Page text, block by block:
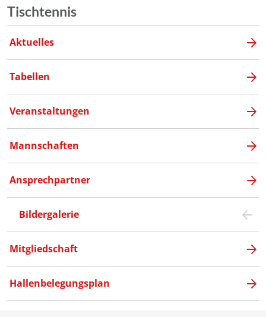
Tischtennis
Aktuelles
Tabellen
Veranstaltungen
Mannschaften
Ansprechpartner
Bildergalerie
Mitgliedschaft
Hallenbelegungsplan